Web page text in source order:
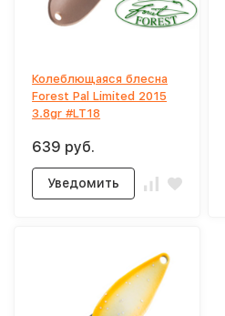
Колеблющаяся блесна
Forest Pal Limited 2015
3.8gr #LT18
639 руб.
Уведомить